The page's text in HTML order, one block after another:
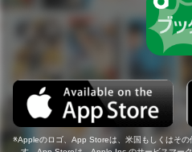
Appleのロゴ、App Storeは、米国もしくはそ